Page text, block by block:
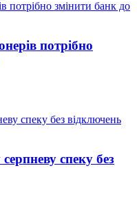
потрібно
спеку без